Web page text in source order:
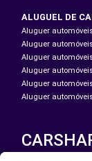
ALUGUEL DE
Aluguer
Aluguer
Aluguer
Aluguer
Aluguer
Aluguer